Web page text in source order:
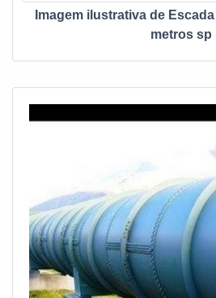
Imagem ilustrativa de
metros sp